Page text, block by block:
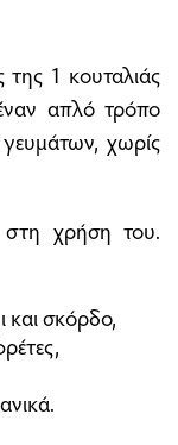
1 κουταλιάς
απλό τρόπο
χωρίς
στη χρήση του.
και σκόρδο,